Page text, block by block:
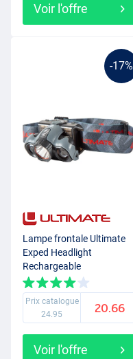
Voir l'offre
-17%
Lampe frontale Ultimate
Exped Headlight
Rechargeable
Prix catalogue
24.95
20.66
Voir l'offre